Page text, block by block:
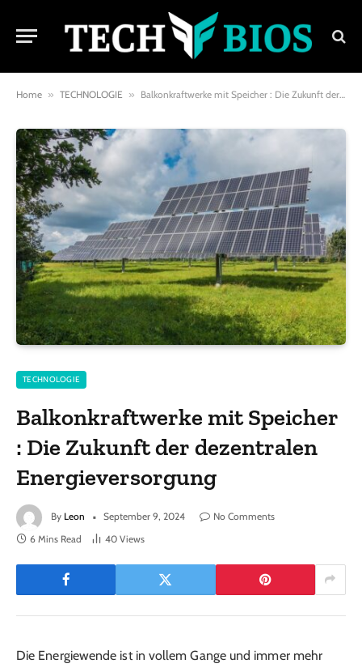
Home » TECHNOLOGIE » Balkonkraftwerke mit Speicher : Die Zukunft der dezentralen Energieversorgung
TECHNOLOGIE
Balkonkraftwerke mit Speicher
: Die Zukunft der dezentralen
Energieversorgung
By Leon September 9, 2024
No Comments
6 Mins Read
40 Views
Die Energiewende ist in vollem Gange und immer mehr